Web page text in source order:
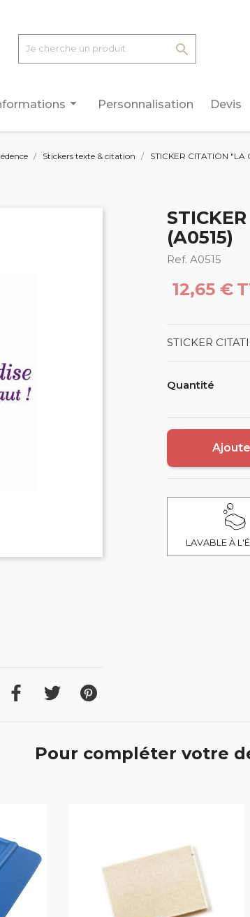

arrow_drop_down Personnalisation Devis
Stickers texte & citation STICKER CITATION "LA
(A0515)
Ref. A0515
12,65 €
STICKER
Quantité
LAVABLE À
Pour compléter votre